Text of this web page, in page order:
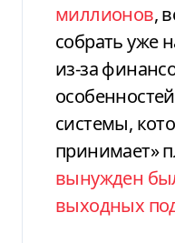
миллионов,
собрать уже
из-за
системы,
принимает»
вынужден
выходных